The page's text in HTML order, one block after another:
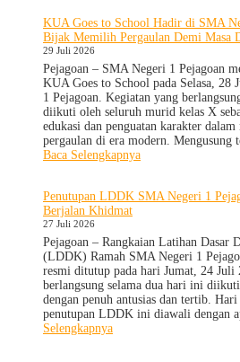
1
KUA Goes to School Hadir di SMA
Bijak Memilih Pergaulan Demi Masa
29 Juli 2026
Pejagoan – SMA Negeri 1 Pejagoan
KUA Goes to School pada Selasa,
1 Pejagoan. Kegiatan yang
diikuti oleh seluruh murid kelas X
edukasi dan penguatan karakter dalam
pergaulan di era modern. Mengusung
Baca Selengkapnya:
to
di
SMA
Negeri
1
Pejagoan,
Bekali
Penutupan LDDK SMA Negeri 1
Berjalan Khidmat
27 Juli 2026
Pejagoan – Rangkaian Latihan Dasar
(LDDK) Ramah SMA Negeri 1
resmi ditutup pada hari Jumat, 24 Juli
berlangsung selama dua hari ini
dengan penuh antusias dan tertib.
penutupan LDDK ini diawali dengan
Selengkapnya: